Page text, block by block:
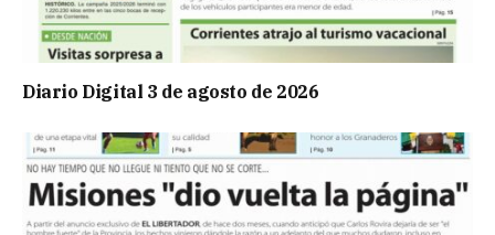
Diario Digital 3 de agosto de 2026